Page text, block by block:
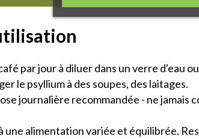
par jour à diluer dans un verre d'eau
le psyllium à des soupes, des laitages.
journalière recommandée - ne jamais
une alimentation variée et équilibrée.